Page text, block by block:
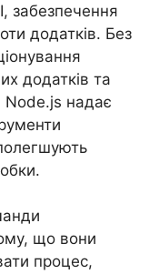
забезпечення
додатків. Без
додатків та
Node.js надає
що вони
процес,